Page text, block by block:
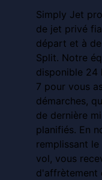
Simply Jet
de jet privé
départ et à
Split. Notre
disponible 24
7 pour vous
démarches,
de dernière
planifiés. En
remplissant
vol, vous
d'affrètement